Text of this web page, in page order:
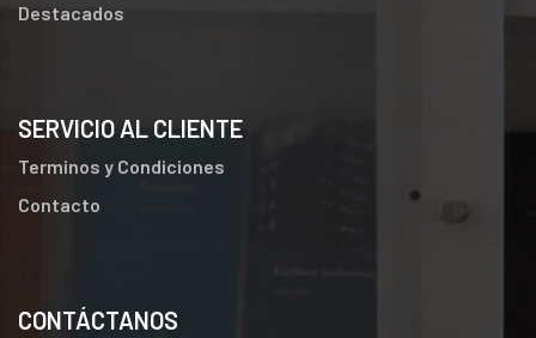
Destacados
SERVICIO AL CLIENTE
Terminos y Condiciones
Contacto
CONTÁCTANOS